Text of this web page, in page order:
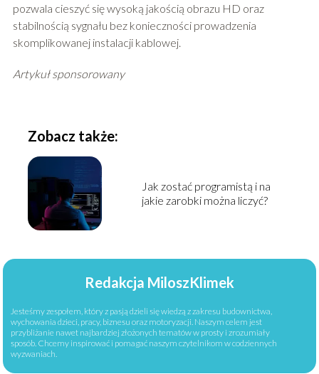
pozwala cieszyć się wysoką jakością obrazu HD oraz
stabilnością sygnału bez konieczności prowadzenia
skomplikowanej instalacji kablowej.
Artykuł sponsorowany
Zobacz także:
Jak zostać programistą i na
jakie zarobki można liczyć?
Redakcja MiloszKlimek
Jesteśmy zespołem, który z pasją dzieli się wiedzą z zakresu budownictwa,
wychowania dzieci, pracy, biznesu oraz motoryzacji. Naszym celem jest
przybliżanie nawet najbardziej złożonych tematów w prosty i zrozumiały
sposób. Chcemy inspirować i pomagać naszym czytelnikom w codziennych
wyzwaniach.